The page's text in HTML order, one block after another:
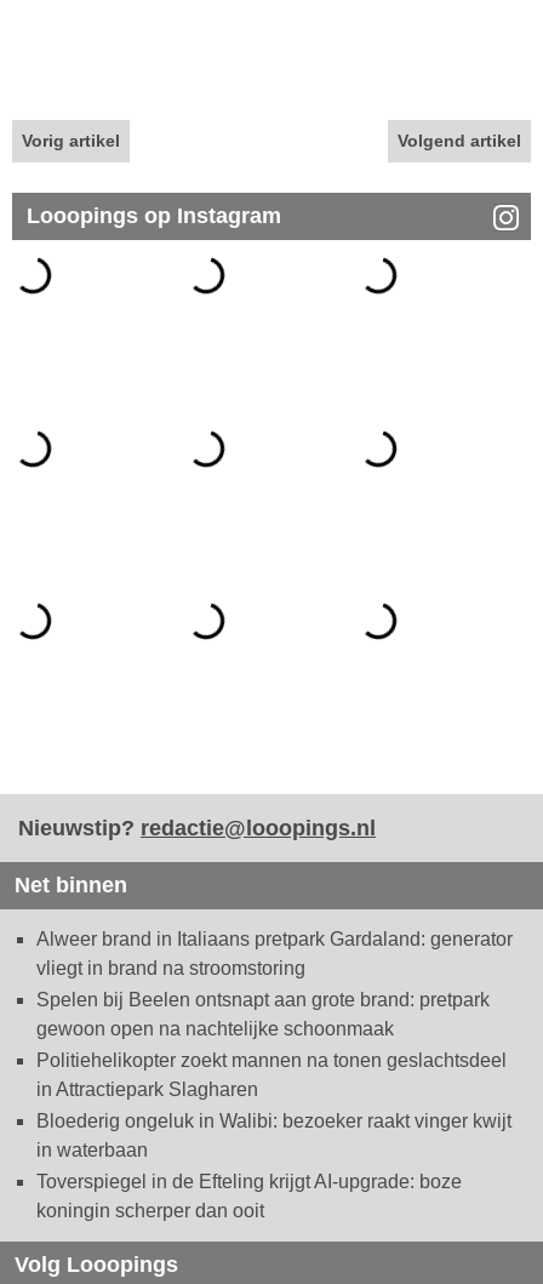
Vorig artikel Volgend artikel
Looopings op Instagram
Nieuwstip? redactie@looopings.nl
Net binnen
Alweer brand in Italiaans pretpark Gardaland: generator
vliegt in brand na stroomstoring
Spelen bij Beelen ontsnapt aan grote brand: pretpark
gewoon open na nachtelijke schoonmaak
Politiehelikopter zoekt mannen na tonen geslachtsdeel
in Attractiepark Slagharen
Bloederig ongeluk in Walibi: bezoeker raakt vinger kwijt
in waterbaan
Toverspiegel in de Efteling krijgt AI-upgrade: boze
koningin scherper dan ooit
Volg Looopings